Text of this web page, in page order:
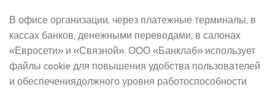
В офисе организации, через платежные терминалы, в
кассах банков, денежными переводами, в салонах
«Евросети» и «Связной». ООО «Банклаб» использует
файлы cookie для повышения удобства пользователей
и обеспечениядолжного уровня работоспособности